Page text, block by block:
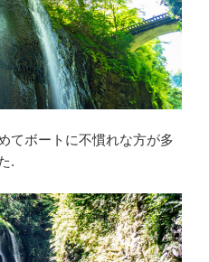
てボートに不慣れな方が多
.